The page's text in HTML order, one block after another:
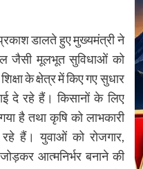
प्रकाश डालते हुए मुख्यमंत्री ने
जैसी मूलभूत सुविधाओं को
के क्षेत्र में किए गए सुधार
दे रहे हैं। किसानों के लिए
है तथा कृषि को लाभकारी
हैं। युवाओं को रोजगार,
आत्मनिर्भर बनाने की